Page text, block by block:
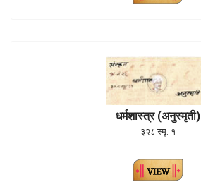
धर्मशास्त्र (अनुस्मृती)
३२८ स्मृ. १